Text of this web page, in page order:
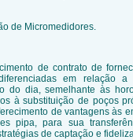
de Micromedidores.
de contrato de
em relação a
do dia, semelhante às
à substituição de poços
de vantagens às
pipa, para sua
de captação e